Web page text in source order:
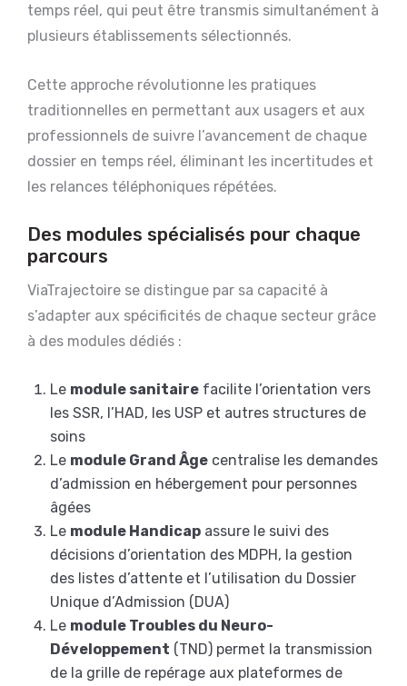
temps réel, qui peut être transmis simultanément à
plusieurs établissements sélectionnés.
Cette approche révolutionne les pratiques
traditionnelles en permettant aux usagers et aux
professionnels de suivre l’avancement de chaque
dossier en temps réel, éliminant les incertitudes et
les relances téléphoniques répétées.
Des modules spécialisés pour chaque
parcours
ViaTrajectoire se distingue par sa capacité à
s’adapter aux spécificités de chaque secteur grâce
à des modules dédiés :
Le module sanitaire facilite l’orientation vers
les SSR, l’HAD, les USP et autres structures de
soins
Le module Grand Âge centralise les demandes
d’admission en hébergement pour personnes
âgées
Le module Handicap assure le suivi des
décisions d’orientation des MDPH, la gestion
des listes d’attente et l’utilisation du Dossier
Unique d’Admission (DUA)
Le module Troubles du Neuro-
Développement (TND) permet la transmission
de la grille de repérage aux plateformes de